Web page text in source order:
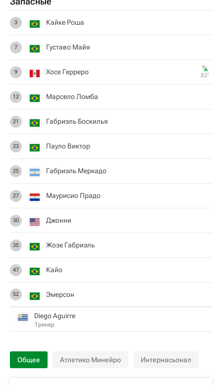
3 Кайке Роша
7 Густаво Майя
9 Хосе Герреро 82‎’‎
12 Марсело Ломба
21 Габриэль Боскилья
23 Пауло Виктор
25 Габриэль Меркадо
27 Маурисио Прадо
30 Джонни
35 Жозе Габриэль
47 Кайо
52 Эмерсон
Diego Aguirre
Тренер
Общее Атлетико Минейро Интернасьонал